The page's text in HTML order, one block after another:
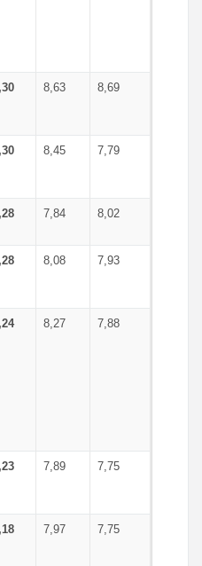
8,63 8,69
8,45 7,79
7,84 8,02
8,08 7,93
8,27 7,88
7,89 7,75
7,97 7,75